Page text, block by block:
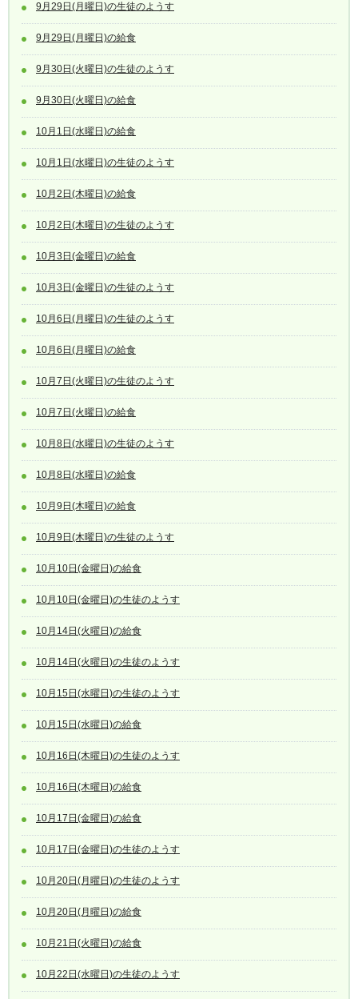
9月29日(月曜日)の生徒のようす
9月29日(月曜日)の給食
9月30日(火曜日)の生徒のようす
9月30日(火曜日)の給食
10月1日(水曜日)の給食
10月1日(水曜日)の生徒のようす
10月2日(木曜日)の給食
10月2日(木曜日)の生徒のようす
10月3日(金曜日)の給食
10月3日(金曜日)の生徒のようす
10月6日(月曜日)の生徒のようす
10月6日(月曜日)の給食
10月7日(火曜日)の生徒のようす
10月7日(火曜日)の給食
10月8日(水曜日)の生徒のようす
10月8日(水曜日)の給食
10月9日(木曜日)の給食
10月9日(木曜日)の生徒のようす
10月10日(金曜日)の給食
10月10日(金曜日)の生徒のようす
10月14日(火曜日)の給食
10月14日(火曜日)の生徒のようす
10月15日(水曜日)の生徒のようす
10月15日(水曜日)の給食
10月16日(木曜日)の生徒のようす
10月16日(木曜日)の給食
10月17日(金曜日)の給食
10月17日(金曜日)の生徒のようす
10月20日(月曜日)の生徒のようす
10月20日(月曜日)の給食
10月21日(火曜日)の給食
10月22日(水曜日)の生徒のようす